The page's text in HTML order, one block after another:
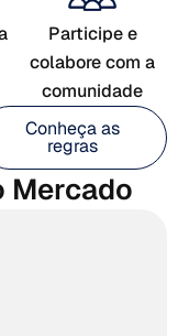
Participe e
colabore com a
comunidade
Conheça as
regras
Mercado